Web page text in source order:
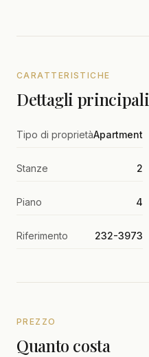
CARATTERISTICHE
Dettagli principali
Tipo di proprietàApartment
Stanze 2
Piano 4
Riferimento 232-3973
PREZZO
Quanto costa